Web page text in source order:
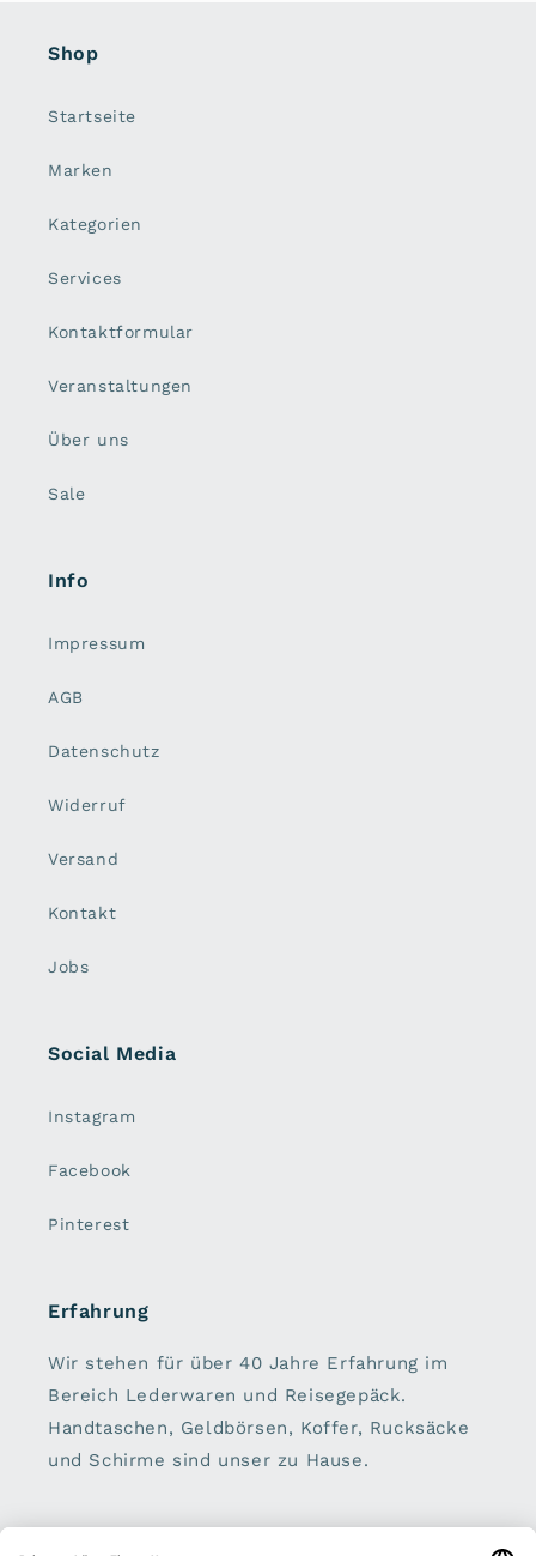
Shop
Startseite
Marken
Kategorien
Services
Kontaktformular
Veranstaltungen
Über uns
Sale
Info
Impressum
AGB
Datenschutz
Widerruf
Versand
Kontakt
Jobs
Social Media
Instagram
Facebook
Pinterest
Erfahrung
Wir stehen für über 40 Jahre Erfahrung im
Bereich Lederwaren und Reisegepäck.
Handtaschen, Geldbörsen, Koffer, Rucksäcke
und Schirme sind unser zu Hause.